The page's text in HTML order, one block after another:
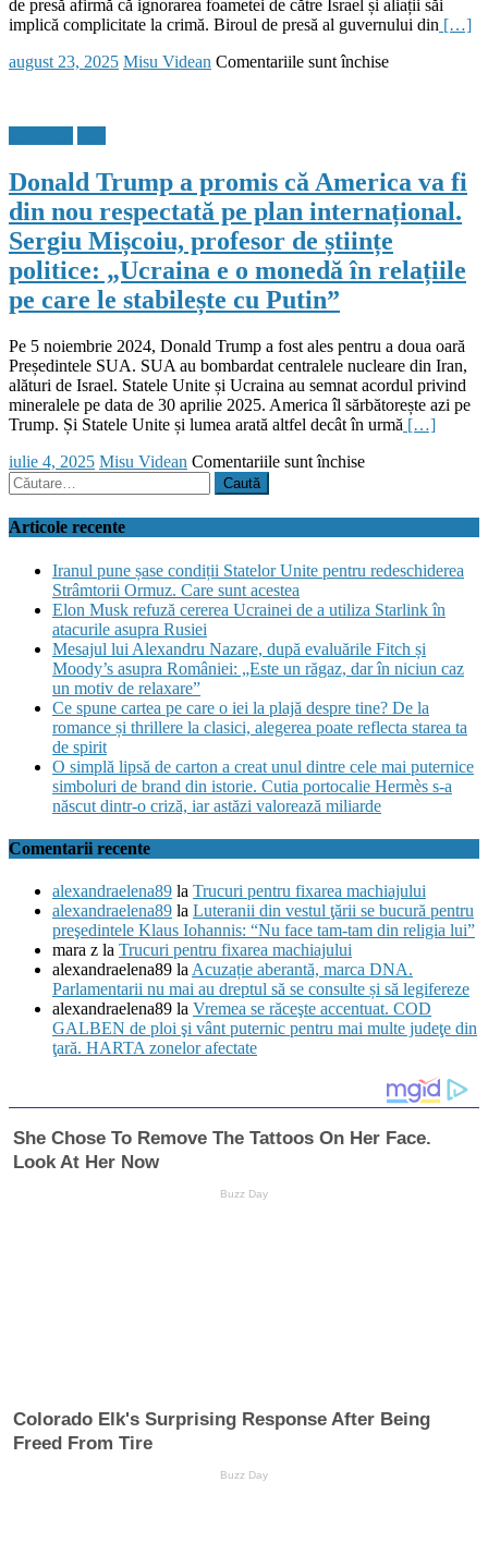
de presă afirmă că ignorarea foametei de către Israel și aliații săi
implică complicitate la crimă. Biroul de presă al guvernului din […]
Posted
august 23, 2025 Author
Misu Videan Comentariile sunt închisepentru
ziua
686.
Autoritățile
din
Gaza
spun
foametea
stabilește
„un
fapt
ce
Donald Trump a promis că America va fi
din nou respectată pe plan internațional.
Sergiu Mișcoiu, profesor de științe
politice: „Ucraina e o monedă în relațiile
pe care le stabilește cu Putin”
Pe 5 noiembrie 2024, Donald Trump a fost ales pentru a doua oară
Președintele SUA. SUA au bombardat centralele nucleare din Iran,
alături de Israel. Statele Unite și Ucraina au semnat acordul privind
mineralele pe data de 30 aprilie 2025. America îl sărbătorește azi pe
Trump. Și Statele Unite și lumea arată altfel decât în urmă […]
Posted
on
iulie 4, 2025 Author
Misu Videan Comentariile sunt închisepentru
a
promis
America
fi
nou
respectată
plan
internațional.
Mișcoiu,
profesor
de
e
o
monedă
relațiile
pe
care
le
Putin”
Caută
după:
Articole recente
Iranul pune șase condiții Statelor Unite pentru redeschiderea
Strâmtorii Ormuz. Care sunt acestea
Elon Musk refuză cererea Ucrainei de a utiliza Starlink în
atacurile asupra Rusiei
Mesajul lui Alexandru Nazare, după evaluările Fitch și
Moody’s asupra României: „Este un răgaz, dar în niciun caz
un motiv de relaxare”
Ce spune cartea pe care o iei la plajă despre tine? De la
romance și thrillere la clasici, alegerea poate reflecta starea ta
de spirit
O simplă lipsă de carton a creat unul dintre cele mai puternice
simboluri de brand din istorie. Cutia portocalie Hermès s-a
născut dintr-o criză, iar astăzi valorează miliarde
Comentarii recente
alexandraelena89 la Trucuri pentru fixarea machiajului
alexandraelena89 la Luteranii din vestul ţării se bucură pentru
preşedintele Klaus Iohannis: “Nu face tam-tam din religia lui”
mara z la Trucuri pentru fixarea machiajului
alexandraelena89 la Acuzație aberantă, marca DNA.
Parlamentarii nu mai au dreptul să se consulte și să legifereze
alexandraelena89 la Vremea se răceşte accentuat. COD
GALBEN de ploi şi vânt puternic pentru mai multe judeţe din
ţară. HARTA zonelor afectate